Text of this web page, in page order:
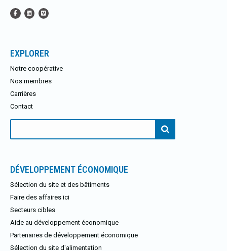
EXPLORER
Notre coopérative
Nos membres
Carrières
Contact
DÉVELOPPEMENT ÉCONOMIQUE
Sélection du site et des bâtiments
Faire des affaires ici
Secteurs cibles
Aide au développement économique
Partenaires de développement économique
Sélection du site d'alimentation